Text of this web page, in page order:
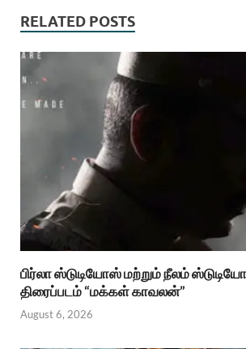
RELATED POSTS
பிர்லா ஸ்டுடியோஸ் மற்றும் நீலம்
திரைப்படம் “மக்கள் காவலன்”
August 6, 2026